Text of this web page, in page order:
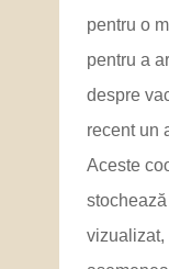
pentru o
pentru a
despre
recent un
Aceste
vizualizat,